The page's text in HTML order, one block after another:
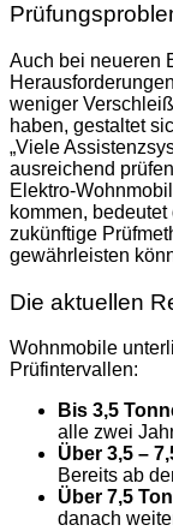
Auch bei neueren
weniger
haben, gestaltet
„Viele
ausreichend
Elektro-
kommen,
zukünftige
gewährleisten
Die aktuellen
Wohnmobile
Prüfintervallen:
Bis 3,5
alle zwei
Über 3,5 –
Bereits ab
Über 7,5
danach